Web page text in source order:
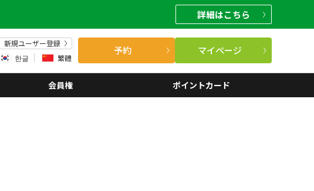
詳細はこちら
新規ユーザー登録
한글 繁體
予約 マイページ
会員権 ポイントカード